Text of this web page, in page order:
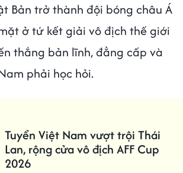
Bản trở thành đội bóng châu Á
ở tứ kết giải vô địch thế giới
thắng bản lĩnh, đẳng cấp và
phải học hỏi.
Tuyển Việt Nam vượt trội Thái
Lan, rộng cửa vô địch AFF Cup
2026